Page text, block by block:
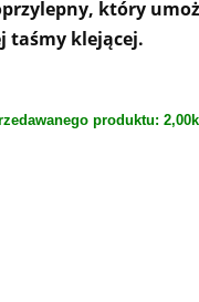
który
taśmy klejącej.
produktu: